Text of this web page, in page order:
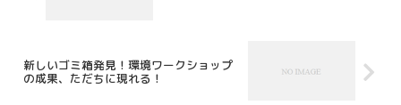
新しいゴミ箱発見！環境ワークショップ
の成果、ただちに現れる！